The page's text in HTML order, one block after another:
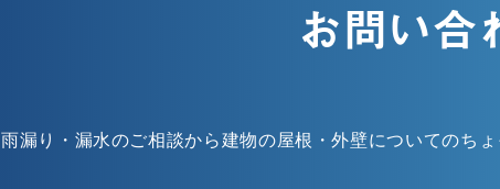
お問い合
雨漏り・漏水のご相談から建物の屋根・外壁についてのち